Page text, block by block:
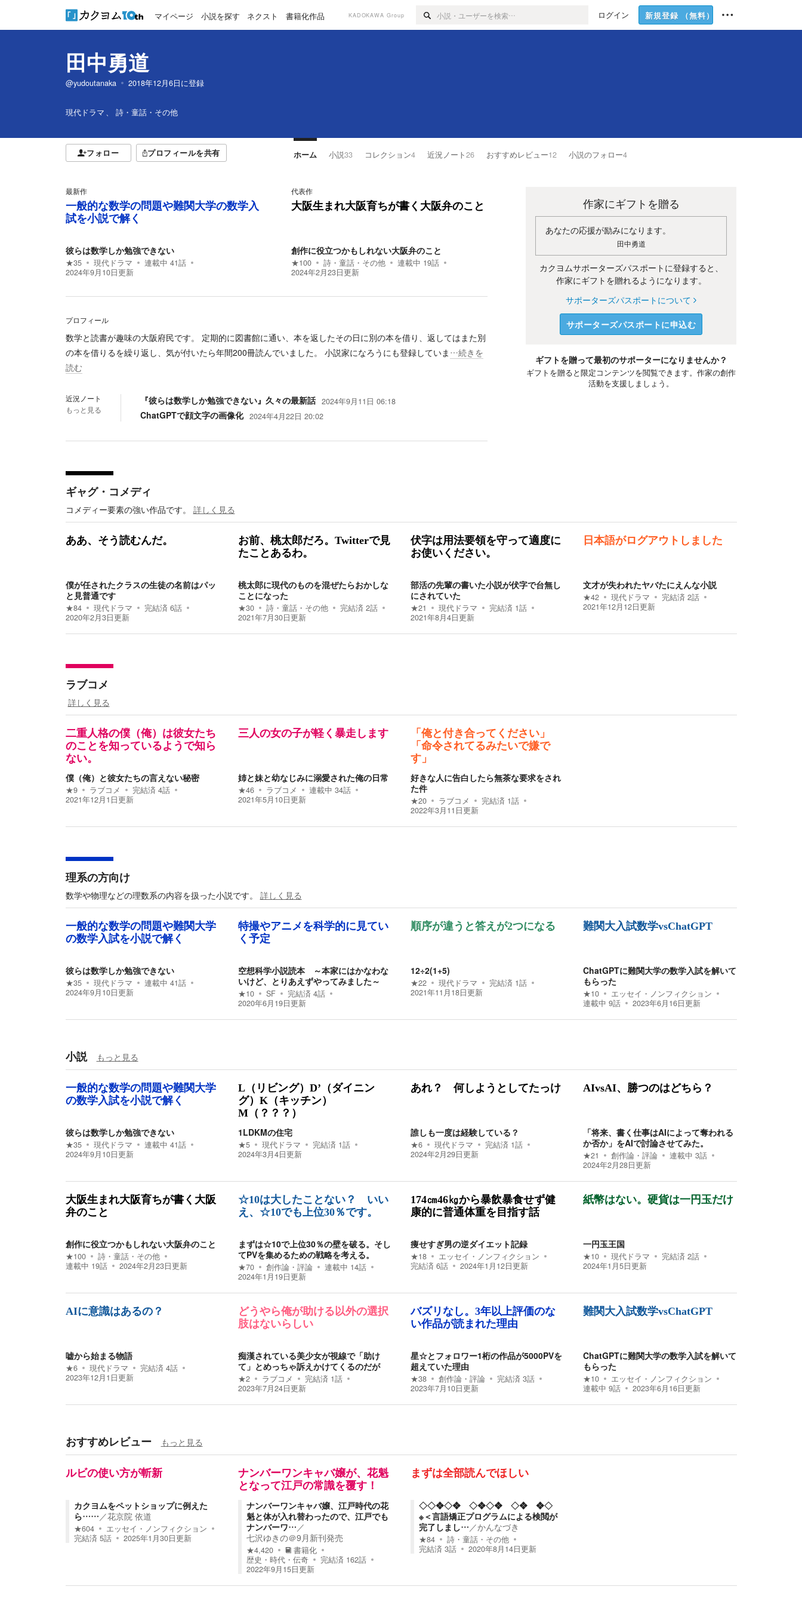
マイページ 小説を探す ネクスト 書籍化作品 KADOKAWA Group ログイン 新規登録 （無料）
田中勇道
@yudoutanaka 2018年12月6日に登録
現代ドラマ 詩・童話・その他
フォロー プロフィールを共有 ホーム 小説33 コレクション4 近況ノート26 おすすめレビュー12 小説のフォロー4
最新作
一般的な数学の問題や難関大学の数学入
試を小説で解く
彼らは数学しか勉強できない
★35 現代ドラマ 連載中 41話
2024年9月10日更新
代表作
大阪生まれ大阪育ちが書く大阪弁のこと
創作に役立つかもしれない大阪弁のこと
★100 詩・童話・その他 連載中 19話
2024年2月23日更新
プロフィール
数学と読書が趣味の大阪府民です。 定期的に図書館に通い、本を返したその日に別の本を借り、返してはまた別
の本を借りるを繰り返し、気が付いたら年間200冊読んでいました。 小説家になろうにも登録していま …続きを
読む
近況ノート
もっと見る
『彼らは数学しか勉強できない』久々の最新話 2024年9月11日 06:18
ChatGPTで顔文字の画像化 2024年4月22日 20:02
作家にギフトを贈る
あなたの応援が励みになります。
田中勇道
カクヨムサポーターズパスポートに登録すると、
作家にギフトを贈れるようになります。
サポーターズパスポートについて
サポーターズパスポートに申込む
ギフトを贈って最初のサポーターになりませんか？
ギフトを贈ると限定コンテンツを閲覧できます。作家の創作
活動を支援しましょう。
ギャグ・コメディ
コメディー要素の強い作品です。 詳しく見る
ああ、そう読むんだ。
僕が任されたクラスの生徒の名前はパッ
と見普通です
★84 現代ドラマ 完結済 6話
2020年2月3日更新
お前、桃太郎だろ。Twitterで見
たことあるわ。
桃太郎に現代のものを混ぜたらおかしな
ことになった
★30 詩・童話・その他 完結済 2話
2021年7月30日更新
伏字は用法要領を守って適度に
お使いください。
部活の先輩の書いた小説が伏字で台無し
にされていた
★21 現代ドラマ 完結済 1話
2021年8月4日更新
日本語がログアウトしました
文才が失われたヤバたにえんな小説
★42 現代ドラマ 完結済 2話
2021年12月12日更新
ラブコメ
詳しく見る
二重人格の僕（俺）は彼女たち
のことを知っているようで知ら
ない。
僕（俺）と彼女たちの言えない秘密
★9 ラブコメ 完結済 4話
2021年12月1日更新
三人の女の子が軽く暴走します
姉と妹と幼なじみに溺愛された俺の日常
★46 ラブコメ 連載中 34話
2021年5月10日更新
「俺と付き合ってください」
「命令されてるみたいで嫌で
す」
好きな人に告白したら無茶な要求をされ
た件
★20 ラブコメ 完結済 1話
2022年3月11日更新
理系の方向け
数学や物理などの理数系の内容を扱った小説です。 詳しく見る
一般的な数学の問題や難関大学
の数学入試を小説で解く
彼らは数学しか勉強できない
★35 現代ドラマ 連載中 41話
2024年9月10日更新
特撮やアニメを科学的に見てい
く予定
空想科学小説読本 ～本家にはかなわな
いけど、とりあえずやってみました～
★10 SF 完結済 4話
2020年6月19日更新
順序が違うと答えが2つになる
12÷2(1+5)
★22 現代ドラマ 完結済 1話
2021年11月18日更新
難関大入試数学vsChatGPT
ChatGPTに難関大学の数学入試を解いて
もらった
★10
エッセイ・ノンフィクション
連載中 9話 2023年6月16日更新
小説 もっと見る
一般的な数学の問題や難関大学
の数学入試を小説で解く
彼らは数学しか勉強できない
★35 現代ドラマ 連載中 41話
2024年9月10日更新
L（リビング）D’（ダイニン
グ）K（キッチン）
M（？？？）
1LDKMの住宅
★5 現代ドラマ 完結済 1話
2024年3月4日更新
あれ？ 何しようとしてたっけ
誰しも一度は経験している？
★6 現代ドラマ 完結済 1話
2024年2月29日更新
AIvsAI、勝つのはどちら？
「将来、書く仕事はAIによって奪われる
か否か」をAIで討論させてみた。
★21 創作論・評論 連載中 3話
2024年2月28日更新
大阪生まれ大阪育ちが書く大阪
弁のこと
創作に役立つかもしれない大阪弁のこと
★100
詩・童話・その他
連載中 19話 2024年2月23日更新
☆10は大したことない？ いい
え、☆10でも上位30％です。
まずは☆10で上位30％の壁を破る。そし
てPVを集めるための戦略を考える。
★70 創作論・評論 連載中 14話
2024年1月19日更新
174㎝46㎏から暴飲暴食せず健
康的に普通体重を目指す話
痩せすぎ男の逆ダイエット記録
★18
エッセイ・ノンフィクション
完結済 6話 2024年1月12日更新
紙幣はない。硬貨は一円玉だけ
一円玉王国
★10 現代ドラマ 完結済 2話
2024年1月5日更新
AIに意識はあるの？
嘘から始まる物語
★6 現代ドラマ 完結済 4話
2023年12月1日更新
どうやら俺が助ける以外の選択
肢はないらしい
痴漢されている美少女が視線で「助け
て」とめっちゃ訴えかけてくるのだが
★2 ラブコメ 完結済 1話
2023年7月24日更新
バズリなし。3年以上評価のな
い作品が読まれた理由
星☆とフォロワー1桁の作品が5000PVを
超えていた理由
★38 創作論・評論 完結済 3話
2023年7月10日更新
難関大入試数学vsChatGPT
ChatGPTに難関大学の数学入試を解いて
もらった
★10
エッセイ・ノンフィクション
連載中 9話 2023年6月16日更新
おすすめレビュー もっと見る
ルビの使い方が斬新
カクヨムをペットショップに例えた
ら……／花京院 依道
★604
エッセイ・ノンフィクション
完結済 5話 2025年1月30日更新
ナンバーワンキャバ嬢が、花魁
となって江戸の常識を覆す！
ナンバーワンキャバ嬢、江戸時代の花
魁と体が入れ替わったので、江戸でも
ナンバーワ…／
七沢ゆきの＠9月新刊発売
★4,420
書籍化
歴史・時代・伝奇
完結済 162話
2022年9月15日更新
まずは全部読んでほしい
◇◇❖◇❖ ◇❖◇❖ ◇❖ ❖◇
※＜言語矯正プログラムによる検閲が
完了しまし…／かんなづき
★84
詩・童話・その他
完結済 3話 2020年8月14日更新